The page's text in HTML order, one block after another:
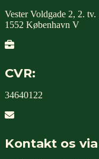
Vester Voldgade 2, 2. tv.
1552 København V
CVR:
34640122
Kontakt os